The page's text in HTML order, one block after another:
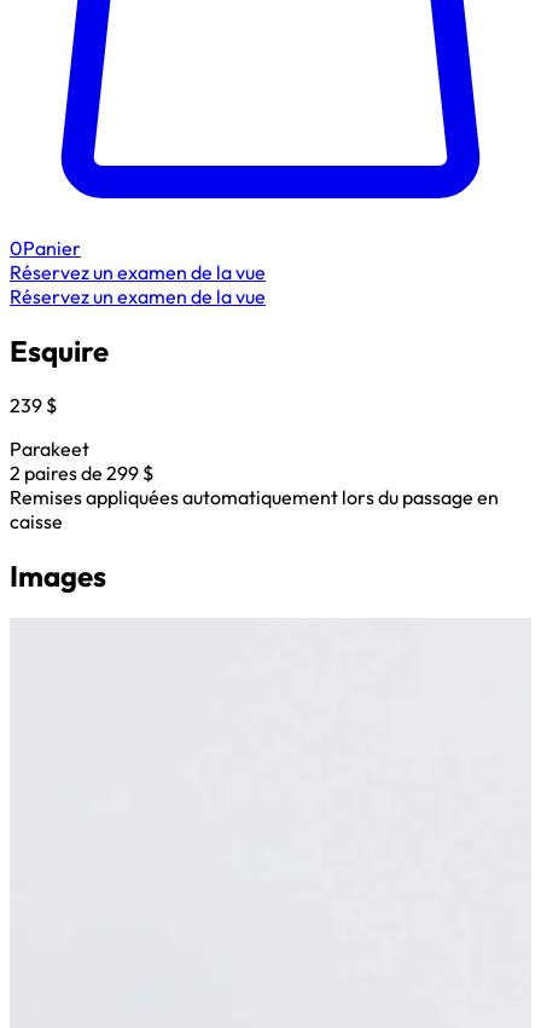
0Panier
Réservez un examen de la vue
Réservez un examen de la vue
Esquire
239 $
Parakeet
2 paires de 299 $
Remises appliquées automatiquement lors du passage en
caisse
Images